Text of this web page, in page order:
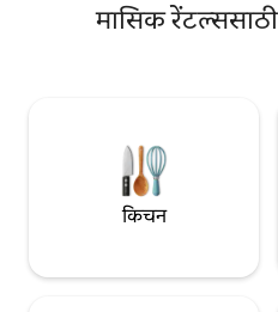
मासिक
किचन